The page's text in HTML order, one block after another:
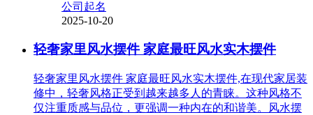
公司起名
2025-10-20
轻奢家里风水摆件 家庭最旺风水实木摆件
轻奢家里风水摆件 家庭最旺风水实木摆件,在现代家居装
修中，轻奢风格正受到越来越多人的青睐。这种风格不
仅注重质感与品位，更强调一种内在的和谐美。风水摆